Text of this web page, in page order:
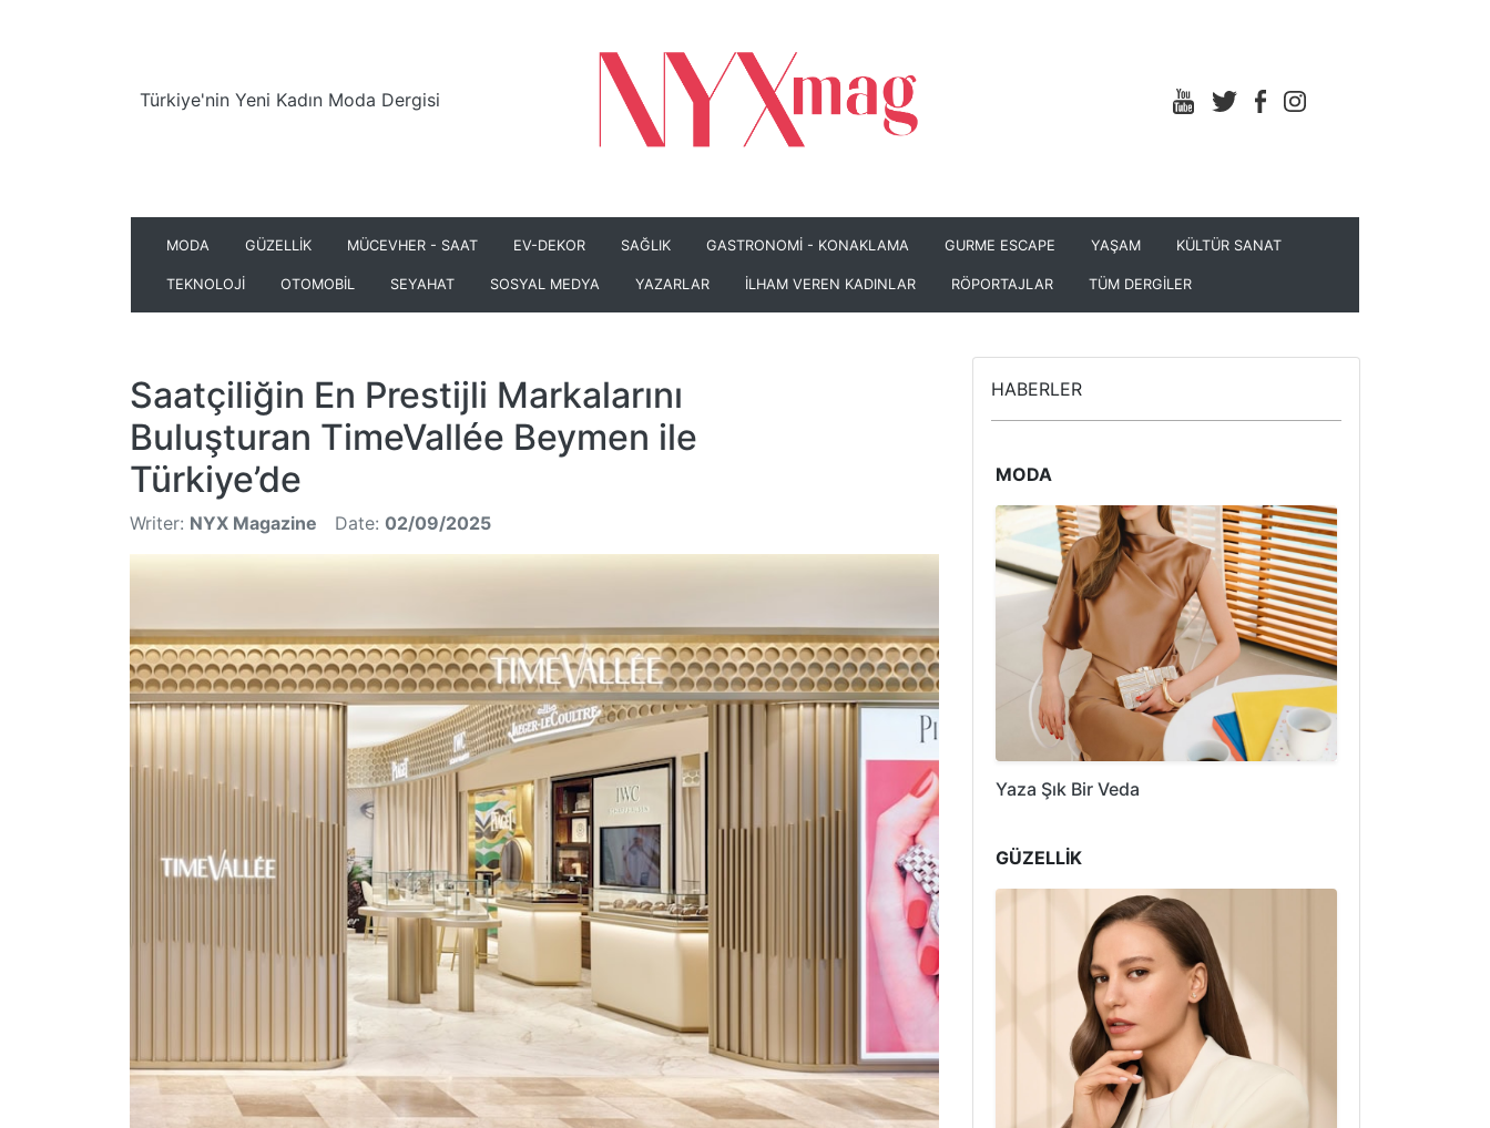
Türkiye'nin Yeni Kadın Moda Dergisi
MODA GÜZELLİK MÜCEVHER - SAAT EV-DEKOR SAĞLIK GASTRONOMİ - KONAKLAMA GURME ESCAPE YAŞAM KÜLTÜR SANAT
TEKNOLOJİ OTOMOBİL SEYAHAT SOSYAL MEDYA YAZARLAR İLHAM VEREN KADINLAR RÖPORTAJLAR TÜM DERGİLER
Saatçiliğin En Prestijli Markalarını
Buluşturan TimeVallée Beymen ile
Türkiye’de
Writer: NYX Magazine Date: 02/09/2025
HABERLER
MODA
Yaza Şık Bir Veda
GÜZELLİK